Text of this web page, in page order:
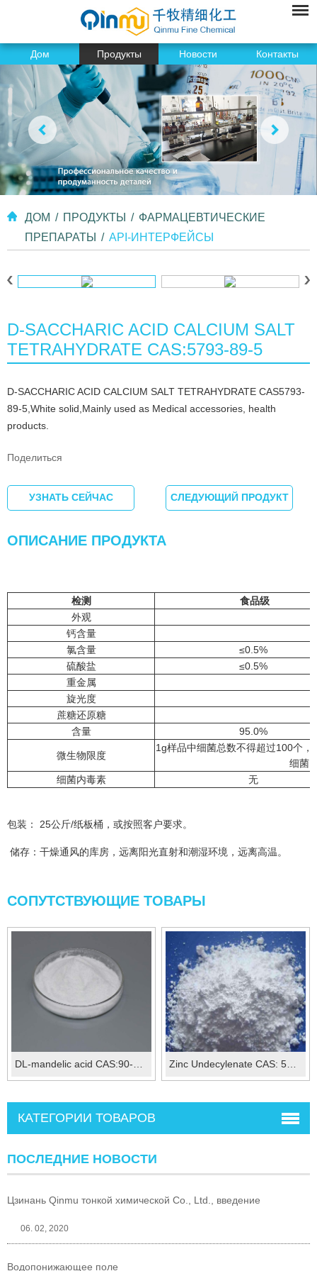
Дом Продукты Новости Контакты
ДОМ / ПРОДУКТЫ / ФАРМАЦЕВТИЧЕСКИЕ
ПРЕПАРАТЫ
/ API-ИНТЕРФЕЙСЫ
D-SACCHARIC ACID CALCIUM SALT
TETRAHYDRATE CAS:5793-89-5
D-SACCHARIC ACID CALCIUM SALT TETRAHYDRATE CAS5793-
89-5,White solid,Mainly used as Medical accessories, health
products.
Поделиться
УЗНАТЬ СЕЙЧАС СЛЕДУЮЩИЙ ПРОДУКТ
ОПИСАНИЕ ПРОДУКТА
检测
食品级
外观
钙含量
氯含量
≤0.5%
硫酸盐
≤0.5%
重金属
旋光度
蔗糖还原糖
含量
95.0%
微生物限度
1g样品中细菌总数不得超过100个
细菌
细菌内毒素
无
包装： 25公斤/纸板桶，或按照客户要求。
储存：干燥通风的库房，远离阳光直射和潮湿环境，远离高温。
СОПУТСТВУЮЩИЕ ТОВАРЫ
КАТЕГОРИИ ТОВАРОВ
ПОСЛЕДНИЕ НОВОСТИ
Цзинань Qinmu тонкой химической Co., Ltd., введение
06. 02, 2020
Водопонижающее поле